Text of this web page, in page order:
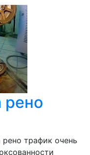
рено
трафик очень